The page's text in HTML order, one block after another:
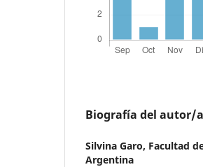
Biografía del autor/a
Silvina Garo, Facultad
Argentina